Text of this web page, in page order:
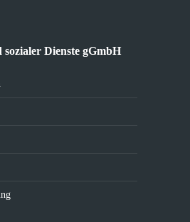
Dienste gGmbH